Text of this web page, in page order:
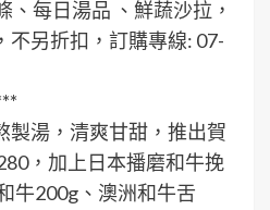
每日湯品 、鮮蔬沙拉，
不另折扣，訂購專線: 07-
製湯，清爽甘甜，推出賀
，加上日本播磨和牛挽
牛200g、澳洲和牛舌